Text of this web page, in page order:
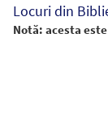
Locuri din
Notă: acesta